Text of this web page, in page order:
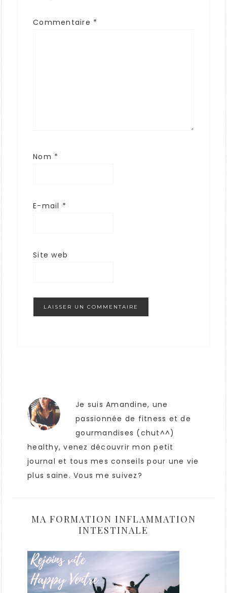
Commentaire *
Nom *
E-mail *
Site web
Je suis Amandine, une
passionnée de fitness et de
gourmandises (chut^^)
healthy, venez découvrir mon petit
journal et tous mes conseils pour une vie
plus saine. Vous me suivez?
MA FORMATION INFLAMMATION
INTESTINALE